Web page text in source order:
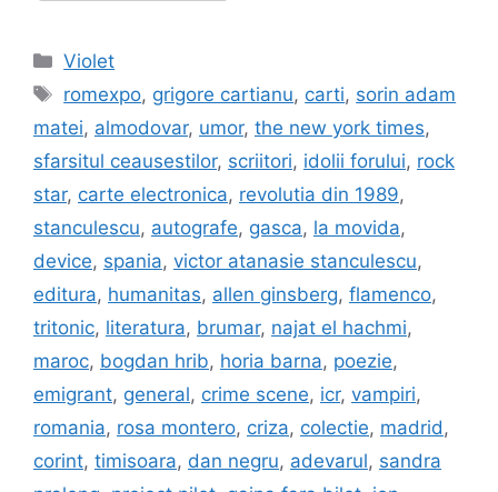
Categories
Violet
Tags
romexpo, grigore cartianu, carti, sorin adam
matei, almodovar, umor, the new york times,
sfarsitul ceausestilor, scriitori, idolii forului, rock
star, carte electronica, revolutia din 1989,
stanculescu, autografe, gasca, la movida,
device, spania, victor atanasie stanculescu,
editura, humanitas, allen ginsberg, flamenco,
tritonic, literatura, brumar, najat el hachmi,
maroc, bogdan hrib, horia barna, poezie,
emigrant, general, crime scene, icr, vampiri,
romania, rosa montero, criza, colectie, madrid ,
corint, timisoara, dan negru, adevarul, sandra